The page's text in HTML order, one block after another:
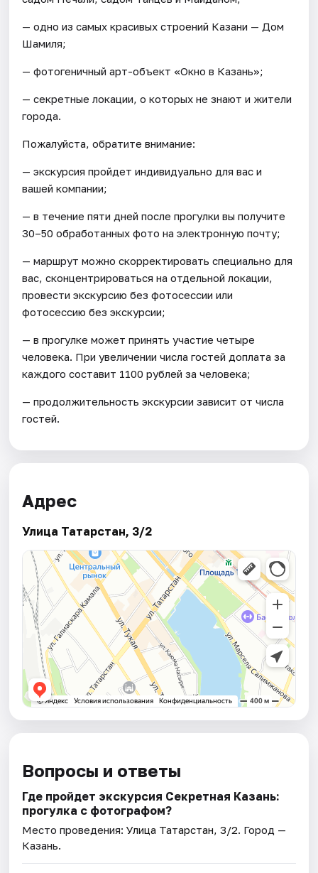
— одно из самых красивых строений Казани — Дом
Шамиля;
— фотогеничный арт-объект «Окно в Казань»;
— секретные локации, о которых не знают и жители
города.
Пожалуйста, обратите внимание:
— экскурсия пройдет индивидуально для вас и
вашей компании;
— в течение пяти дней после прогулки вы получите
30–50 обработанных фото на электронную почту;
— маршрут можно скорректировать специально для
вас, сконцентрироваться на отдельной локации,
провести экскурсию без фотосессии или
фотосессию без экскурсии;
— в прогулке может принять участие четыре
человека. При увеличении числа гостей доплата за
каждого составит 1100 рублей за человека;
— продолжительность экскурсии зависит от числа
гостей.
Адрес
Улица Татарстан, 3/2
Вопросы и ответы
Где пройдет экскурсия Секретная Казань:
прогулка с фотографом?
Место проведения:Улица Татарстан, 3/2. Город —
Казань.